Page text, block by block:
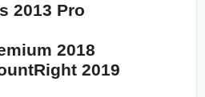
2013 Pro
2018
2019